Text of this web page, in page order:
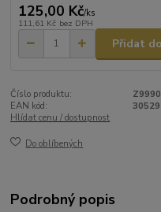
125,00 Kč/ks
111,61 Kč bez DPH
Přidat
Číslo produktu:
EAN kód:
Hlídat cenu / dostupnost
Do oblíbených
Podrobný popis